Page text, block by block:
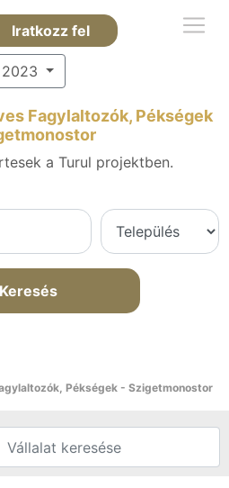
Iratkozz fel
2023
Fagylaltozók, Pékségek
a Turul projektben.
Keresés
Pékségek - Szigetmonostor